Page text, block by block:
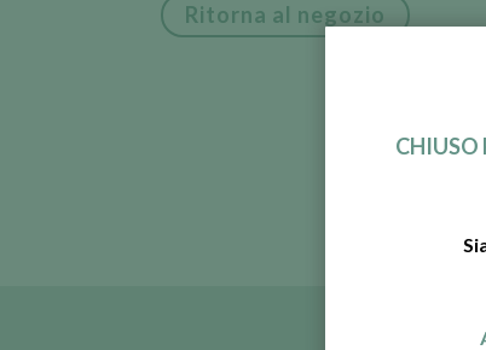
Ritorna al negozio
CHIUSO